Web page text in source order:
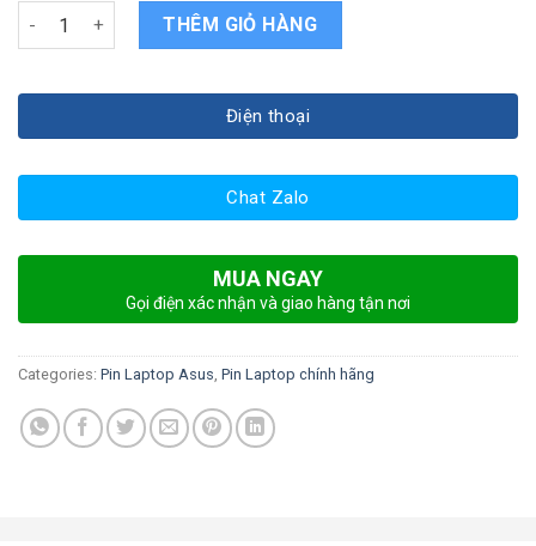
Pin Laptop ASUS X550JD quantity
THÊM GIỎ HÀNG
Điện thoại
Chat Zalo
MUA NGAY
Gọi điện xác nhận và giao hàng tận nơi
Categories: Pin Laptop Asus, Pin Laptop chính hãng